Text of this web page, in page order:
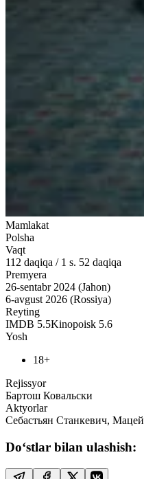
Mamlakat
Polsha
Vaqt
112 daqiqa / 1 s. 52 daqiqa
Premyera
26-sentabr 2024 (Jahon)
6-avgust 2026 (Rossiya)
Reyting
IMDB 5.5Kinopoisk 5.6
Yosh
18+
Rejissyor
Бартош Ковальски
Aktyorlar
Себастьян Станкевич,
Do‘stlar bilan ulashish: